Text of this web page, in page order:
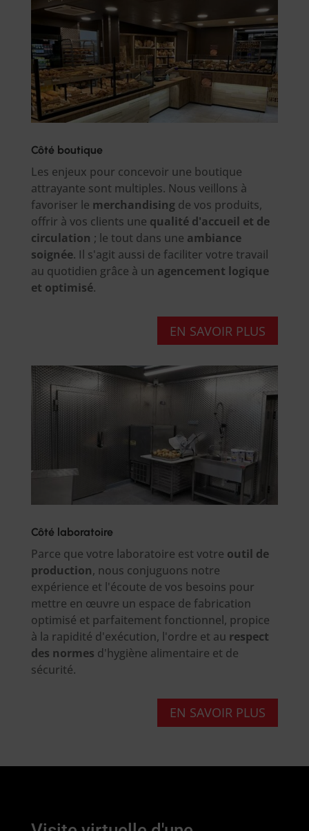
Côté boutique
Les enjeux pour concevoir une boutique
attrayante sont multiples. Nous veillons à
favoriser le merchandisingde vos produits,
offrir à vos clients une qualité d'accueil et de
circulation ; le tout dans une ambiance
soignée. Il s'agit aussi de faciliter votre travail
au quotidien grâce à un agencement logique
et optimisé.
EN SAVOIR PLUS
Côté laboratoire
Parce que votre laboratoire est votre outil de
production, nous conjuguons notre
expérience et l'écoute de vos besoins pour
mettre en œuvre un espace de fabrication
optimisé et parfaitement fonctionnel, propice
à la rapidité d'exécution, l'ordre et au respect
des normes d'hygiène alimentaire et de
sécurité.
EN SAVOIR PLUS